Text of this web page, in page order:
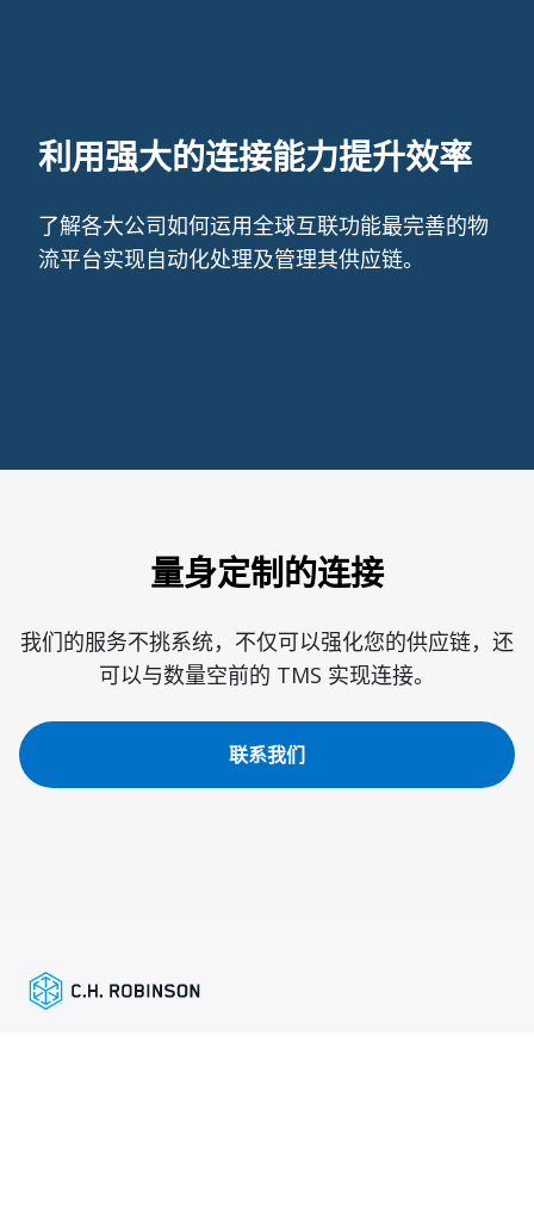
利用强大的连接能力提升效率
了解各大公司如何运用全球互联功能最完善的物
流平台实现自动化处理及管理其供应链。
量身定制的连接
我们的服务不挑系统，不仅可以强化您的供应链，还
可以与数量空前的 TMS 实现连接。
联系我们